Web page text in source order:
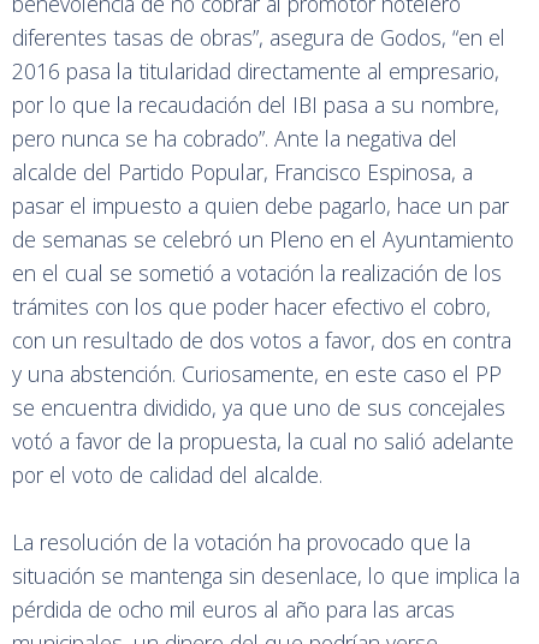
diferentes tasas de obras”, asegura de Godos, “en el
2016 pasa la titularidad directamente al empresario,
por lo que la recaudación del IBI pasa a su nombre,
pero nunca se ha cobrado”. Ante la negativa del
alcalde del Partido Popular, Francisco Espinosa, a
pasar el impuesto a quien debe pagarlo, hace un par
de semanas se celebró un Pleno en el Ayuntamiento
en el cual se sometió a votación la realización de los
trámites con los que poder hacer efectivo el cobro,
con un resultado de dos votos a favor, dos en contra
y una abstención. Curiosamente, en este caso el PP
se encuentra dividido, ya que uno de sus concejales
votó a favor de la propuesta, la cual no salió adelante
por el voto de calidad del alcalde.
La resolución de la votación ha provocado que la
situación se mantenga sin desenlace, lo que implica la
pérdida de ocho mil euros al año para las arcas